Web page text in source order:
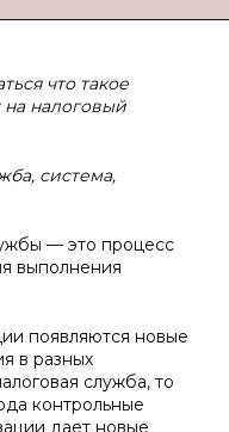
что такое
налоговый
система,
— это процесс
выполнения
появляются новые
в разных
служба, то
контрольные
дает новые